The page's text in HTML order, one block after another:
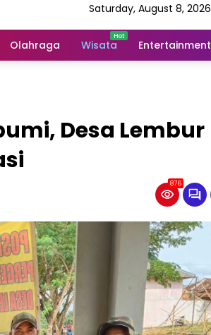
Saturday, August 8, 2026
Olahraga Wisata Entertainment
Desa Lembur
876